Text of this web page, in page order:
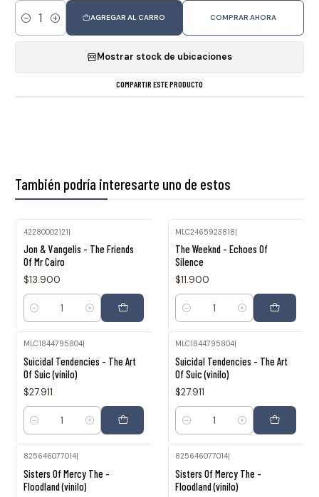
Cantidad
AGREGAR AL CARRO COMPRAR AHORA
Mostrar stock de ubicaciones
COMPARTIR ESTE PRODUCTO
También podría interesarte uno de estos
42280002121|
Jon & Vangelis - The Friends
Of Mr Cairo
$13.900
Cantidad
MLC2465923818|
The Weeknd - Echoes Of
Silence
$11.900
Cantidad
MLC1844795804|
Suicidal Tendencies - The Art
Of Suic (vinilo)
$27.911
Cantidad
MLC1844795804
Suicidal Tendencies - The Art
Of Suic (vinilo)
$27.911
Cantidad
825646077014|
Sisters Of Mercy The -
Floodland (vinilo)
825646077014|
Sisters Of Mercy The -
Floodland (vinilo)